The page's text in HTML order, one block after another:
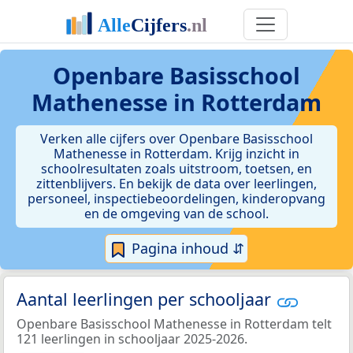
Openbare Basisschool
Mathenesse in Rotterdam
Verken alle cijfers over Openbare Basisschool
Mathenesse in Rotterdam. Krijg inzicht in
schoolresultaten zoals uitstroom, toetsen, en
zittenblijvers. En bekijk de data over leerlingen,
personeel, inspectiebeoordelingen, kinderopvang
en de omgeving van de school.
Pagina inhoud ⇵
Aantal leerlingen per schooljaar
Openbare Basisschool Mathenesse in Rotterdam telt
121 leerlingen in schooljaar 2025-2026.